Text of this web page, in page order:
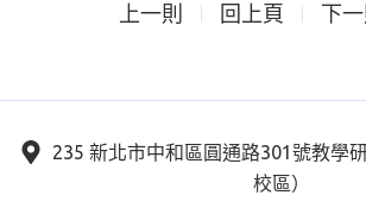
上一則 回上頁 下一
235 新北市中和區圓通路301號教學
校區）